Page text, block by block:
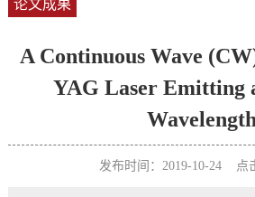
论文成果
A Continuous Wave
YAG Laser Emitting
Wavelength
发布时间：2019-10-24 点